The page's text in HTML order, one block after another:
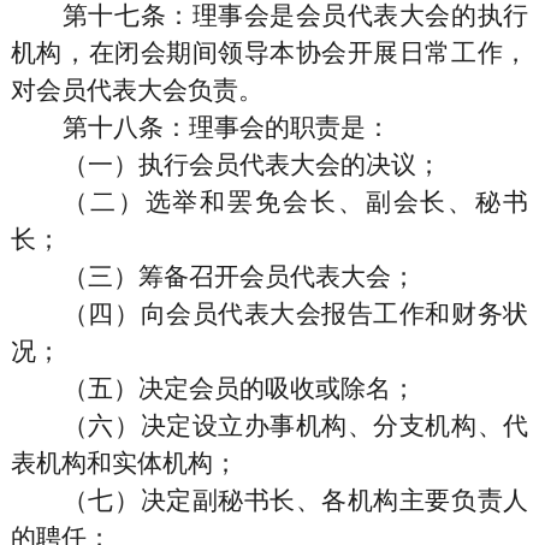
第十七条 ：理事会是会员代表大会的执行
机构，在闭会期间领导本协会开展日常工作，
对会员代表大会负责。
第十八条 ：理事会的职责是：
（一）执行会员代表大会的决议；
（二）选举和罢免会长、副会长、秘书
长；
（三）筹备召开会员代表大会；
（四）向会员代表大会报告工作和财务状
况；
（五）决定会员的吸收或除名；
（六）决定设立办事机构、分支机构、代
表机构和实体机构；
（七）决定副秘书长、各机构主要负责人
的聘任；